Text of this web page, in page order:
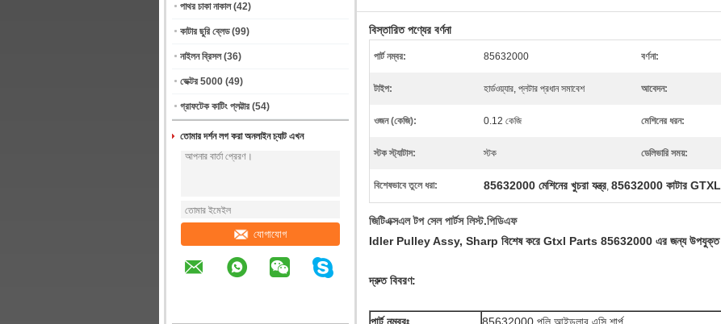
পাথর চাকা নাকাল (42)
কাটার ছুরি ব্লেড (99)
নাইলন ব্রিসল (36)
ভেক্টর 5000 (49)
গ্রাফটেক কাটিং প্লট্টার (54)
তোমার দর্শন লগ করা অনলাইন চ্যাট এখন
যোগাযোগ
বিস্তারিত পণ্যের বর্ণনা
পার্ট নম্বর: 85632000 বর্ণনা:
টাইপ: হার্ডওয়্যার, প্লটার প্রধান সমাবেশ আবেদন:
ওজন (কেজি): 0.12 কেজি মেশিনের ধরন:
স্টক স্ট্যাটাস: স্টক ডেলিভারি সময়:
বিশেষভাবে তুলে ধরা: 85632000 মেশিনের খুচরা যন্ত্র, 85632000 কাটার GTXL
জিটিএক্সএল টপ সেল পার্টস লিস্ট.পিডিএফ
Idler Pulley Assy, Sharp বিশেষ করে Gtxl Parts 85632000 এর জন্য উপযুক্ত
দ্রুত বিবরণ: